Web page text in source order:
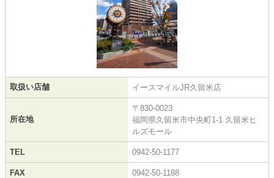
取扱い店舗 イースマイルJR久留米店
所在地
〒830-0023
福岡県久留米市中央町1-1 久留米ヒ
ルズモール
TEL 0942-50-1177
FAX 0942-50-1188